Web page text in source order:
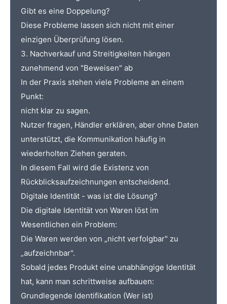
Gibt es eine Doppelung?
Diese Probleme lassen sich nicht mit einer
einzigen Überprüfung lösen.
3. Nachverkauf und Streitigkeiten hängen
zunehmend von "Beweisen" ab
In der Praxis stehen viele Probleme an einem
Punkt:
nicht klar zu sagen.
Nutzer fragen, Händler erklären, aber ohne Daten
unterstützt, die Kommunikation häufig in
wiederholten Ziehen geraten.
In diesem Fall wird die Existenz von
Rückblicksaufzeichnungen entscheidend.
Digitale Identität - was ist die Lösung?
Die digitale Identität von Waren löst im
Wesentlichen ein Problem:
Die Waren werden von „nicht verfolgbar" zu
„aufzeichnbar".
Sobald jedes Produkt eine unabhängige Identität
hat, kann man schrittweise aufbauen:
Grundlegende Identifikation (Wer ist)